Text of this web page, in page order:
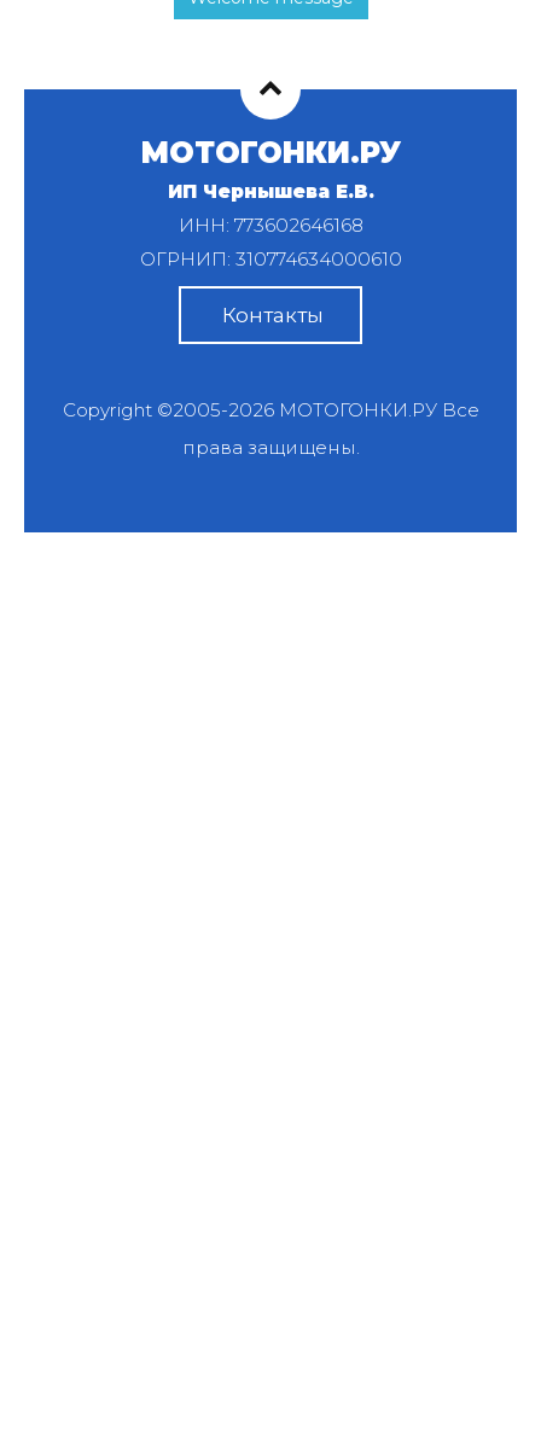
МОТОГОНКИ.РУ
ИП Чернышева Е.В.
ИНН: 773602646168
ОГРНИП: 310774634000610
Контакты
Copyright ©2005-2026 МОТОГОНКИ.РУВсе
права защищены.